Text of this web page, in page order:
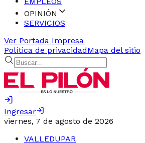
OPINIÓN
SERVICIOS
Ver Portada Impresa
Política de privacidadMapa del sitio
Ingresar
viernes, 7 de agosto de 2026
VALLEDUPAR